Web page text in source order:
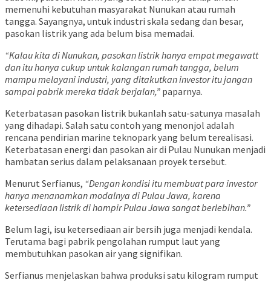
memenuhi kebutuhan masyarakat Nunukan atau rumah
tangga. Sayangnya, untuk industri skala sedang dan besar,
pasokan listrik yang ada belum bisa memadai.
“Kalau kita di Nunukan, pasokan listrik hanya empat megawatt
dan itu hanya cukup untuk kalangan rumah tangga, belum
mampu melayani industri, yang ditakutkan investor itu jangan
sampai pabrik mereka tidak berjalan,” paparnya.
Keterbatasan pasokan listrik bukanlah satu-satunya masalah
yang dihadapi. Salah satu contoh yang menonjol adalah
rencana pendirian marine teknopark yang belum terealisasi.
Keterbatasan energi dan pasokan air di Pulau Nunukan menjadi
hambatan serius dalam pelaksanaan proyek tersebut.
Menurut Serfianus, “Dengan kondisi itu membuat para investor
hanya menanamkan modalnya di Pulau Jawa, karena
ketersediaan listrik di hampir Pulau Jawa sangat berlebihan.”
Belum lagi, isu ketersediaan air bersih juga menjadi kendala.
Terutama bagi pabrik pengolahan rumput laut yang
membutuhkan pasokan air yang signifikan.
Serfianus menjelaskan bahwa produksi satu kilogram rumput